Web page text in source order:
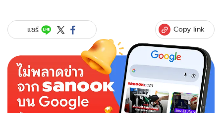
ป้า!
อิ
โน
วิ
โขก
แชร์ Copy link